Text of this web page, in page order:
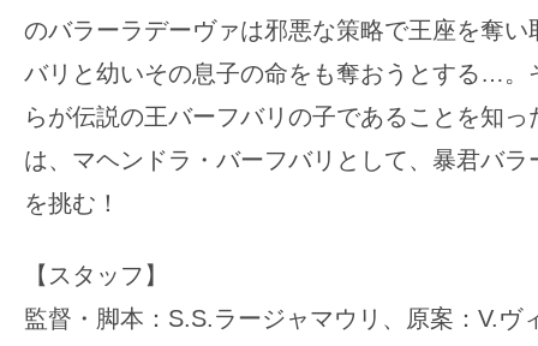
のバラーラデーヴァは邪悪な策略で王座を奪い
バリと幼いその息子の命をも奪おうとする…。
らが伝説の王バーフバリの子であることを知
は、マヘンドラ・バーフバリとして、暴君バ
を挑む！
【スタッフ】
監督・脚本：S.S.ラージャマウリ、原案：V.ヴ